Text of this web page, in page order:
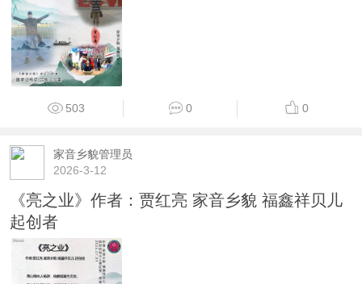
503 0 0
家音乡貌管理员
2026-3-12
《亮之业》作者：贾红亮 家音乡貌 福鑫祥贝儿
起创者